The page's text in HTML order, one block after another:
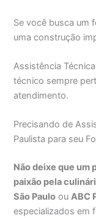
Se você busca um
uma construção
Assistência
técnico sempre
atendimento.
Precisando de
Paulista para seu
Não deixe que um
paixão pela
São Paulo ouABC
especializados em